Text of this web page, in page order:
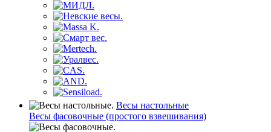
Весы настольные
Весы фасовочные (простого взвешивания)